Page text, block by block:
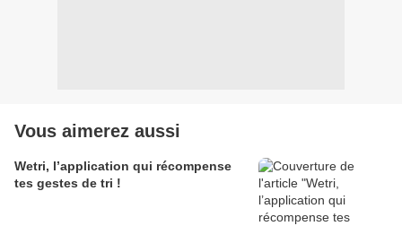
Vous aimerez aussi
Wetri, l’application qui récompense
tes gestes de tri !